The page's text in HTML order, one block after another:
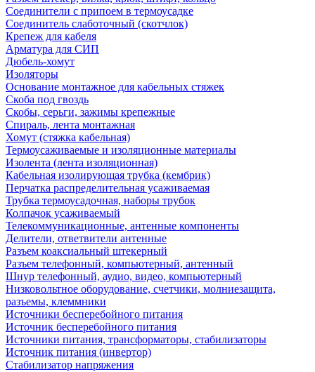
Соединители с припоем в термоусадке
Соединитель слаботочный (скотчлок)
Крепеж для кабеля
Арматура для СИП
Дюбель-хомут
Изоляторы
Основание монтажное для кабельных стяжек
Скоба под гвоздь
Скобы, серьги, зажимы крепежные
Спираль, лента монтажная
Хомут (стяжка кабельная)
Термоусаживаемые и изоляционные материалы
Изолента (лента изоляционная)
Кабельная изолирующая трубка (кембрик)
Перчатка распределительная усаживаемая
Трубка термоусадочная, наборы трубок
Колпачок усаживаемый
Телекоммуникационные, антенные компоненты
Делители, ответвители антенные
Разъем коаксиальный штекерный
Разъем телефонный, компьютерный, антенный
Шнур телефонный, аудио, видео, компьютерный
Низковольтное оборудование, счетчики, молниезащита,
разъемы, клеммники
Источники бесперебойного питания
Источник бесперебойного питания
Источники питания, трансформаторы, стабилизаторы
Источник питания (инвертор)
Стабилизатор напряжения